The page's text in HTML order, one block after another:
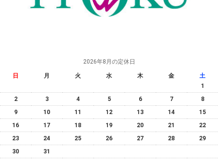
2026年8月の定休日
日 月 火 水 木 金
土
1
2
3 4 5 6 7
8
9
10 11 12 13 14
15
16
17 18 19 20 21
22
23
24 25 26 27 28
29
30
31